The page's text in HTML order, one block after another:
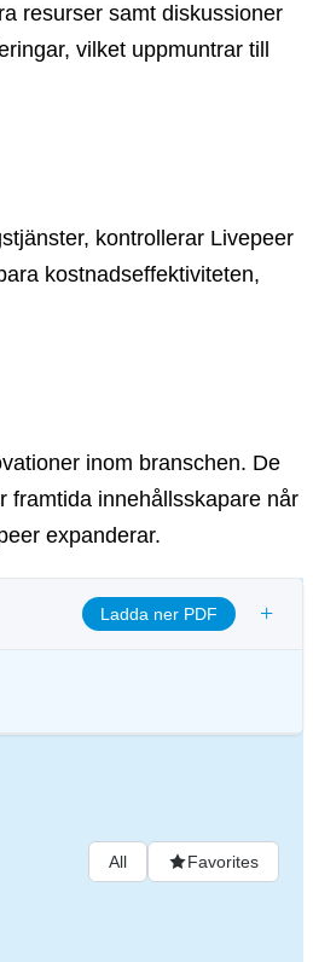
resurser samt diskussioner
vilket uppmuntrar till
kontrollerar Livepeer
kostnadseffektiviteten,
inom branschen. De
framtida innehållsskapare når
expanderar.
Ladda ner PDF +
styrningsrutiner för att anpassa
All Favorites